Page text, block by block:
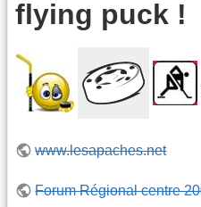
flying puck !
www.lesapaches.net
Forum Régional centre